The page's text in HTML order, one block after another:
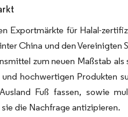
Exportmärkte für Halal-
China und den
zum neuen Maßstab
hochwertigen Produkten
Fuß fassen, sowie
die Nachfrage antizipieren.